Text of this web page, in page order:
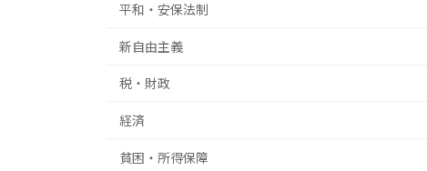
平和・安保法制
新自由主義
税・財政
経済
貧困・所得保障